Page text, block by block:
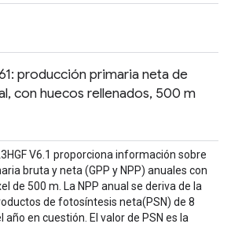
producción primaria neta de
con huecos rellenados, 500 m
V6.1 proporciona información sobre
bruta y neta (GPP y NPP) anuales con
de 500 m. La NPP anual se deriva de la
de fotosíntesis neta(PSN) de 8
año en cuestión. El valor de PSN es la